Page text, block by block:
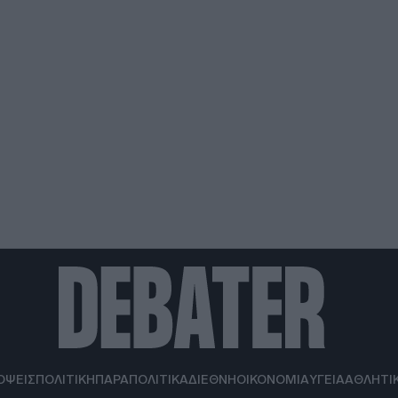
ΠΟΛΙΤΙΚΗΠΑΡΑΠΟΛΙΤΙΚΑΔΙΕΘΝΗΟΙΚΟΝΟΜΙΑΥΓΕΙΑ